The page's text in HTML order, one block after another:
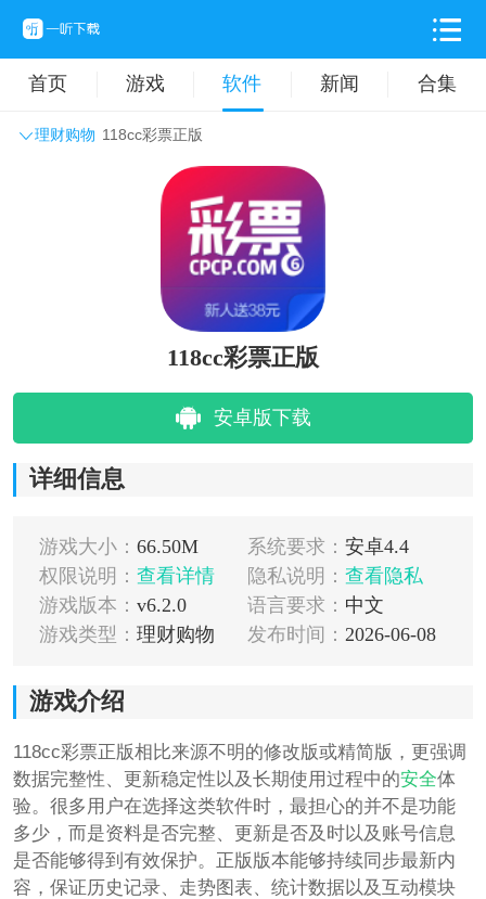
首页 游戏 软件 新闻 合集
理财购物 118cc彩票正版
主题壁纸 旅游出行
拍摄美化 时尚购物
118cc彩票正版
安卓版下载
详细信息
游戏大小： 66.50M 系统要求： 安卓4.4
权限说明： 查看详情 隐私说明： 查看隐私
游戏版本： v6.2.0 语言要求： 中文
游戏类型： 理财购物 发布时间： 2026-06-08
游戏介绍
118cc彩票正版相比来源不明的修改版或精简版，更强调
数据完整性、更新稳定性以及长期使用过程中的安全体
验。很多用户在选择这类软件时，最担心的并不是功能
多少，而是资料是否完整、更新是否及时以及账号信息
是否能够得到有效保护。正版版本能够持续同步最新内
容，保证历史记录、走势图表、统计数据以及互动模块